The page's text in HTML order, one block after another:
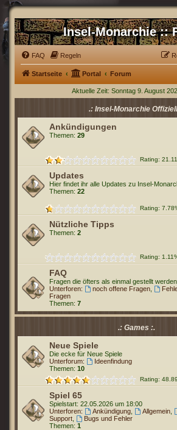
Insel-Monarchie ::
FAQ Regeln
Startseite Portal Forum
Aktuelle Zeit: Sonntag 9. August
.: Insel-Monarchie
Ankündigungen
Themen: 29
Rating:
Updates
Hier findet ihr alle Updates zu Insel-
Themen: 22
Rating:
Nützliche Tipps
Themen: 2
Rating:
FAQ
Fragen die öfters als einmal gestellt werden
Unterforen:
noch offene Fragen,
Fragen
Themen: 7
.: Games :.
Neue Spiele
Die ecke für Neue Spiele
Unterforum:
Ideenfindung
Themen: 10
Rating:
Spiel 65
Spielstart: 22.05.2026 um 18:00
Unterforen:
Ankündigung, Allgemein,
Support
Bugs und Fehler
Themen: 1